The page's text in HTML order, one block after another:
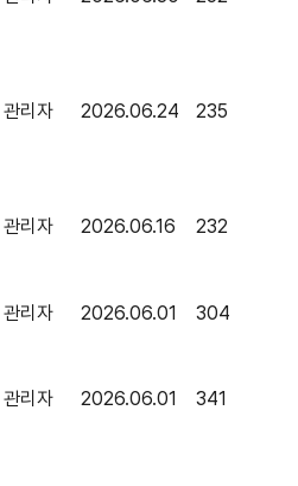
관리자 2026.06.24 235
관리자 2026.06.16 232
관리자 2026.06.01 304
관리자 2026.06.01 341